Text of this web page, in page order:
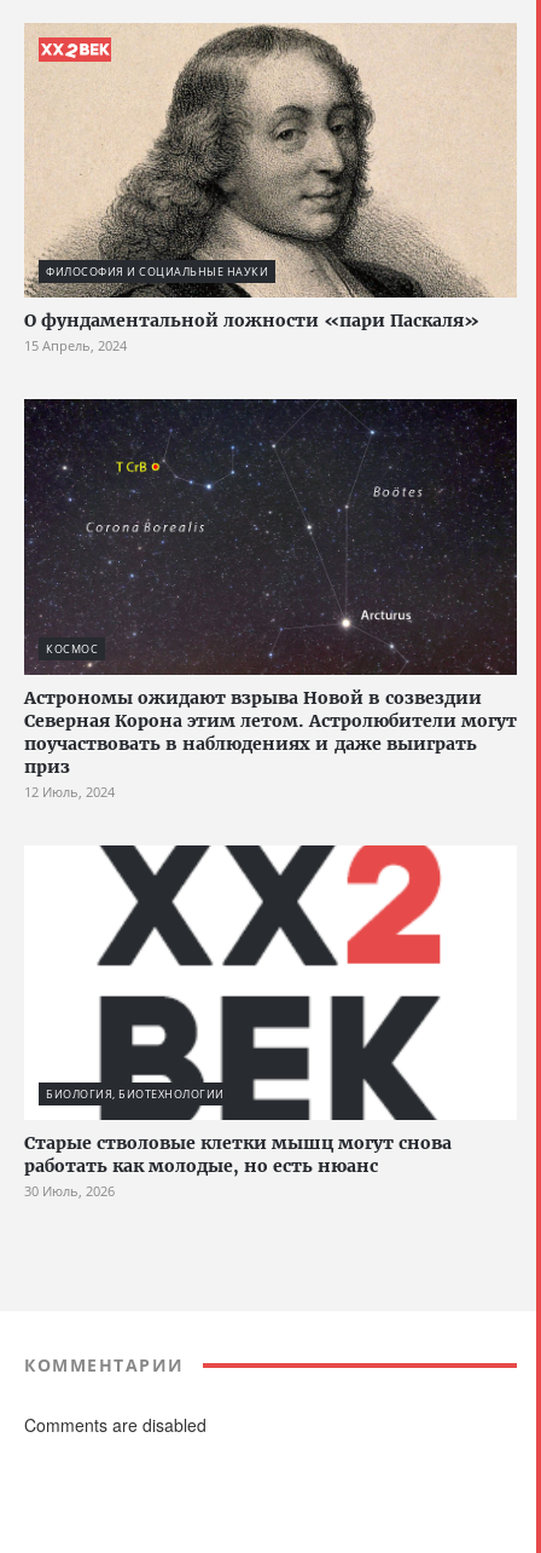
ФИЛОСОФИЯ И СОЦИАЛЬНЫЕ НАУКИ
О фундаментальной ложности «пари Паскаля»
15 Апрель, 2024
КОСМОС
Астрономы ожидают взрыва Новой в созвездии
Северная Корона этим летом. Астролюбители могут
поучаствовать в наблюдениях и даже выиграть
приз
12 Июль, 2024
БИОЛОГИЯ, БИОТЕХНОЛОГИИ
Старые стволовые клетки мышц могут снова
работать как молодые, но есть нюанс
30 Июль, 2026
КОММЕНТАРИИ
Comments are disabled